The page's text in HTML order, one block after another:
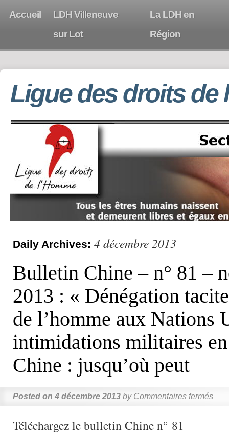
Accueil
LDH Villeneuve
sur Lot
La LDH en
Région
Ligue des droits de
Daily Archives: 4 décembre 2013
Bulletin Chine – n° 81 –
2013 : « Dénégation
de l’homme aux Nations
intimidations militaires
Chine : jusqu’où peut
Posted on 4 décembre 2013 by Commentaires fermés
Téléchargez le bulletin Chine n° 81